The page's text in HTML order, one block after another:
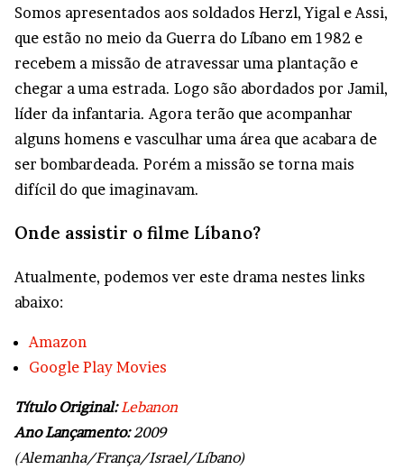
Somos apresentados aos soldados Herzl, Yigal e Assi,
que estão no meio da Guerra do Líbano em 1982 e
recebem a missão de atravessar uma plantação e
chegar a uma estrada. Logo são abordados por Jamil,
líder da infantaria. Agora terão que acompanhar
alguns homens e vasculhar uma área que acabara de
ser bombardeada. Porém a missão se torna mais
difícil do que imaginavam.
Onde assistir o filme Líbano?
Atualmente, podemos ver este drama nestes links
abaixo:
Amazon
Google Play Movies
Título Original: Lebanon
Ano Lançamento:2009
(Alemanha/França/Israel/Líbano)